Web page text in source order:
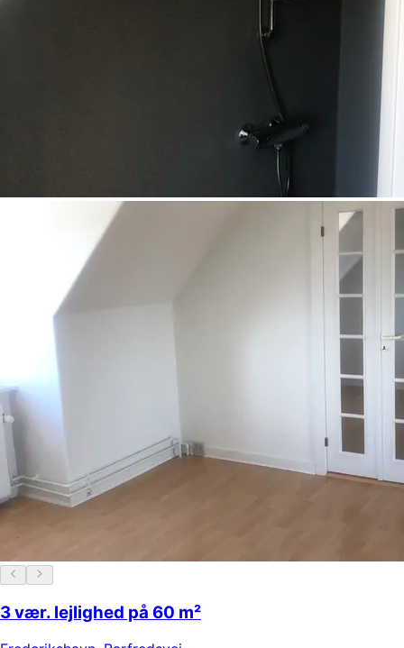
3 vær. lejlighed på 60 m²